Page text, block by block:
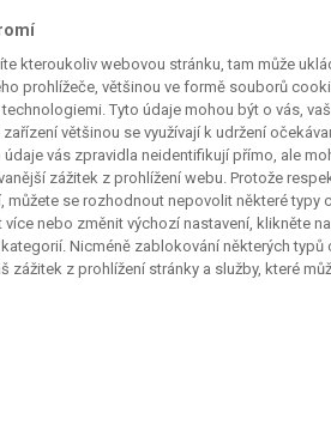
Již od čtvrtku 17.
Iasi, kde se
Lucciou Bronzetti.
na Sport1, kde
kategorie WTA 500 ve
na tvrdém povrchu o
turnaji nebude chybět
krajanka
na světě
soutěž WNBA. Ženská
kteroukoliv webovou stránku, tam může
prohlížeče, většinou ve formě souborů
Tyto údaje mohou být o vás,
většinou se využívají k udržení
údaje vás zpravidla neidentifikují přímo, ale
zážitek z prohlížení webu. Protože
můžete se rozhodnout nepovolit některé typy
více nebo změnit výchozí nastavení, klikněte
Nicméně zablokování některých typů
zážitek z prohlížení stránky a služby, které